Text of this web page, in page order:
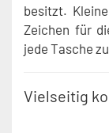
besitzt.
Zeichen für
jede Tasche
Vielseitig